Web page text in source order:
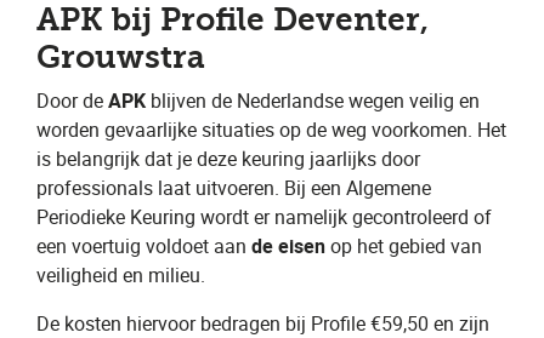
APK bij Profile Deventer,
Grouwstra
Door de ​APK ​ blijven de Nederlandse wegen veilig en
worden gevaarlijke situaties op de weg voorkomen. Het
is belangrijk dat je deze keuring jaarlijks door
professionals laat uitvoeren. Bij een Algemene
Periodieke Keuring wordt er namelijk gecontroleerd of
een voertuig voldoet aan ​ de eisen​ op het gebied van
veiligheid en milieu.
De kosten hiervoor bedragen bij Profile €59,50 en zijn